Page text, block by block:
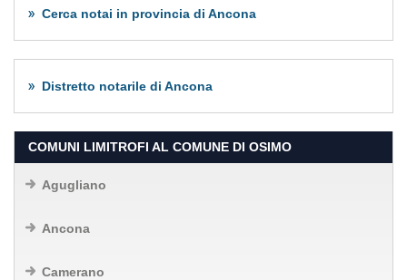
Cerca notai in provincia di Ancona
Distretto notarile di Ancona
COMUNI LIMITROFI AL COMUNE DI OSIMO
Agugliano
Ancona
Camerano